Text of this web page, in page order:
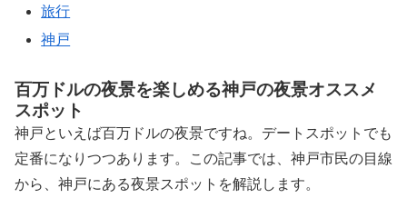
旅行
神戸
百万ドルの夜景を楽しめる神戸の夜景オススメ
スポット
神戸といえば百万ドルの夜景ですね。デートスポットでも
定番になりつつあります。この記事では、神戸市民の目線
から、神戸にある夜景スポットを解説します。